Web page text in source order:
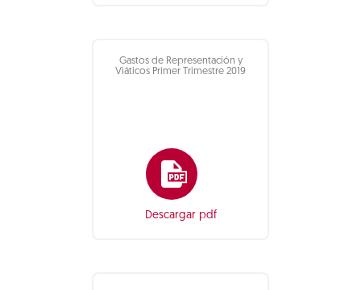
Gastos de Representación y
Viáticos Primer Trimestre 2019
Descargar pdf